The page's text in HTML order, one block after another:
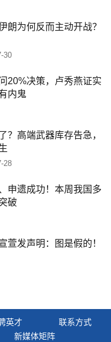
朗为何反而主动开战？
30
20%决策，卢秀燕证实
内鬼
？高端武器库存告急，
28
申遗成功！本周我国多
破
萱发声明：图是假的！
英才
联系方式
新媒体矩阵